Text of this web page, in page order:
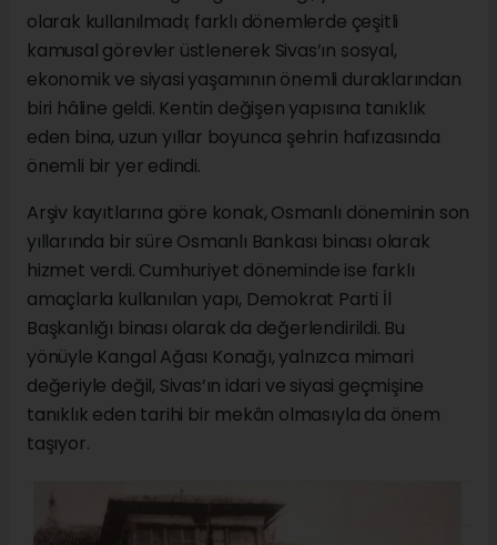
olarak kullanılmadı; farklı dönemlerde çeşitli
kamusal görevler üstlenerek Sivas’ın sosyal,
ekonomik ve siyasi yaşamının önemli duraklarından
biri hâline geldi. Kentin değişen yapısına tanıklık
eden bina, uzun yıllar boyunca şehrin hafızasında
önemli bir yer edindi.
Arşiv kayıtlarına göre konak, Osmanlı döneminin son
yıllarında bir süre Osmanlı Bankası binası olarak
hizmet verdi. Cumhuriyet döneminde ise farklı
amaçlarla kullanılan yapı, Demokrat Parti İl
Başkanlığı binası olarak da değerlendirildi. Bu
yönüyle Kangal Ağası Konağı, yalnızca mimari
değeriyle değil, Sivas’ın idari ve siyasi geçmişine
tanıklık eden tarihi bir mekân olmasıyla da önem
taşıyor.